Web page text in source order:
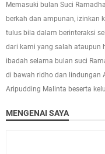
Memasuki bulan Suci
berkah dan ampunan, izinkan
tulus bila dalam berinteraksi
dari kami yang salah ataupun
ibadah selama bulan suci
di bawah ridho dan lindungan
Aripudding Malinta beserta
MENGENAI SAYA